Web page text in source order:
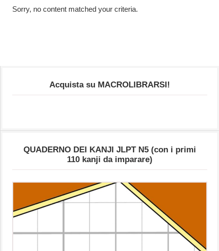
Sorry, no content matched your criteria.
Acquista su MACROLIBRARSI!
QUADERNO DEI KANJI JLPT N5 (con i primi
110 kanji da imparare)